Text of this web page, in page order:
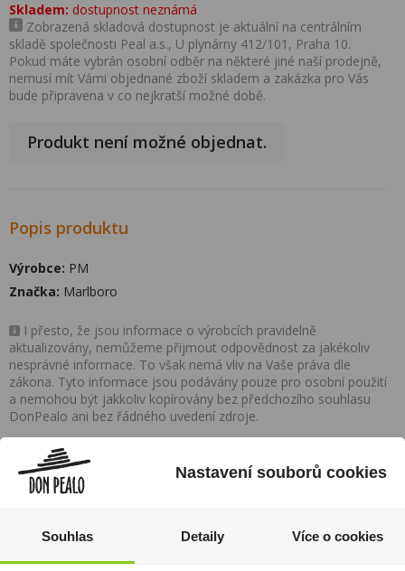
Skladem: dostupnost neznámá
Zobrazená skladová dostupnost je aktuální na centrálním
skladě společnosti Peal a.s., U plynárny 412/101, Praha 10.
Pokud máte vybrán osobní odběr na některé jiné naší prodejně,
nemusí mít Vámi objednané zboží skladem a zakázka pro Vás
bude připravena v co nejkratší možné době.
Produkt není možné objednat.
Popis produktu
Výrobce: PM
Značka: Marlboro
I přesto, že jsou informace o výrobcích pravidelně
aktualizovány, nemůžeme přijmout odpovědnost za jakékoliv
nesprávné informace. To však nemá vliv na Vaše práva dle
zákona. Tyto informace jsou podávány pouze pro osobní použití
a nemohou být jakkoliv kopírovány bez předchozího souhlasu
DonPealo ani bez řádného uvedení zdroje.
Rozsáhlá síť prodejen
Zákaznická linka
+420 725 744 315
Nastavení souborů cookies
Souhlas Detaily Více o cookies